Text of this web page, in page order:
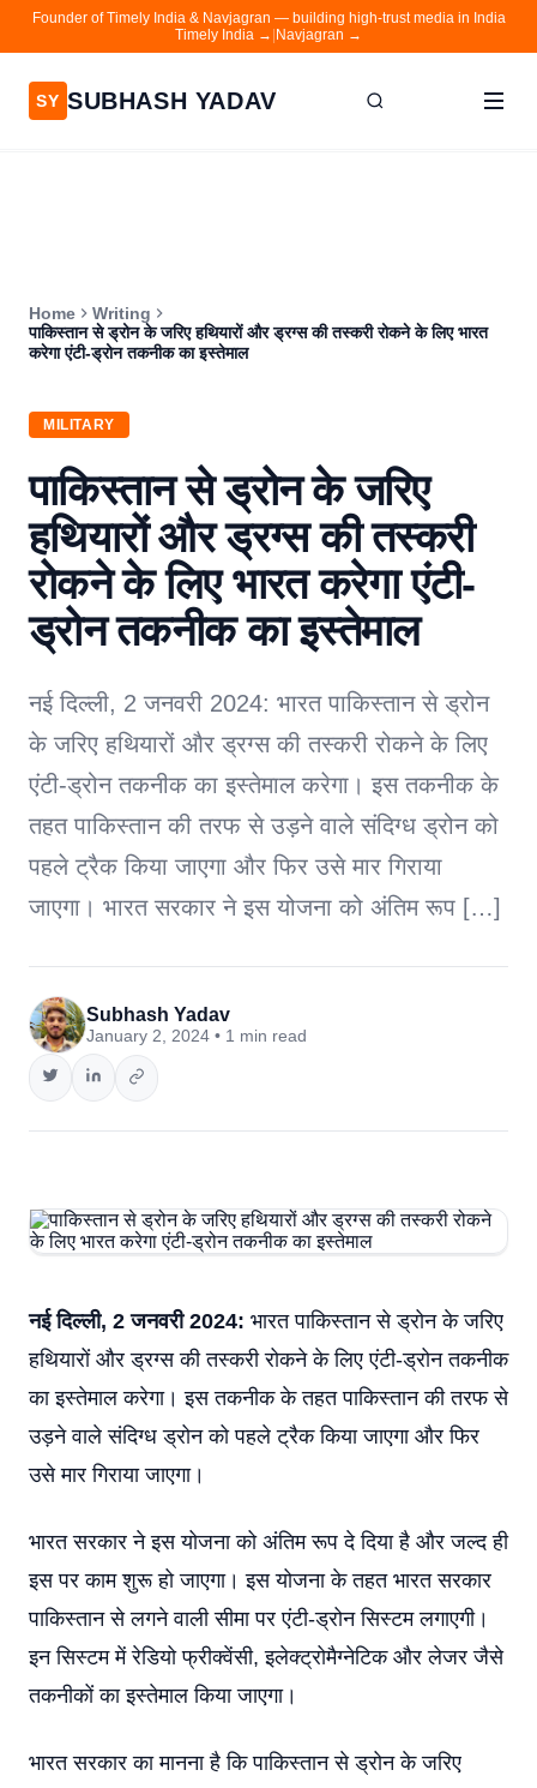
Founder of Timely India & Navjagran — building high-trust media in India
Timely India → Navjagran →
SY SUBHASH YADAV
Contact
Navjagran
Home
Writing
पाकिस्तान से ड्रोन के जरिए हथियारों और ड्रग्स की तस्करी रोकने के लिए भारत
करेगा एंटी-ड्रोन तकनीक का इस्तेमाल
MILITARY
पाकिस्तान से ड्रोन के जरिए
हथियारों और ड्रग्स की तस्करी
रोकने के लिए भारत करेगा एंटी-
ड्रोन तकनीक का इस्तेमाल
नई दिल्ली, 2 जनवरी 2024: भारत पाकिस्तान से ड्रोन
के जरिए हथियारों और ड्रग्स की तस्करी रोकने के लिए
एंटी-ड्रोन तकनीक का इस्तेमाल करेगा। इस तकनीक के
तहत पाकिस्तान की तरफ से उड़ने वाले संदिग्ध ड्रोन को
पहले ट्रैक किया जाएगा और फिर उसे मार गिराया
जाएगा। भारत सरकार ने इस योजना को अंतिम रूप […]
Subhash Yadav
January 2, 2024 • 1 min read
नई दिल्ली, 2 जनवरी 2024: भारत पाकिस्तान से ड्रोन के जरिए
हथियारों और ड्रग्स की तस्करी रोकने के लिए एंटी-ड्रोन तकनीक
का इस्तेमाल करेगा। इस तकनीक के तहत पाकिस्तान की तरफ से
उड़ने वाले संदिग्ध ड्रोन को पहले ट्रैक किया जाएगा और फिर
उसे मार गिराया जाएगा।
भारत सरकार ने इस योजना को अंतिम रूप दे दिया है और जल्द ही
इस पर काम शुरू हो जाएगा। इस योजना के तहत भारत सरकार
पाकिस्तान से लगने वाली सीमा पर एंटी-ड्रोन सिस्टम लगाएगी।
इन सिस्टम में रेडियो फ्रीक्वेंसी, इलेक्ट्रोमैग्नेटिक और लेजर जैसे
तकनीकों का इस्तेमाल किया जाएगा।
भारत सरकार का मानना है कि पाकिस्तान से ड्रोन के जरिए